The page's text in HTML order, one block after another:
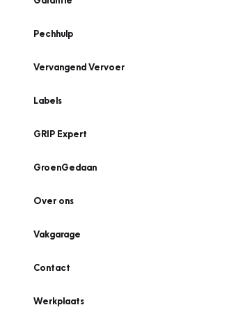
Pechhulp
Vervangend Vervoer
Labels
GRIP Expert
GroenGedaan
Over ons
Vakgarage
Contact
Werkplaats